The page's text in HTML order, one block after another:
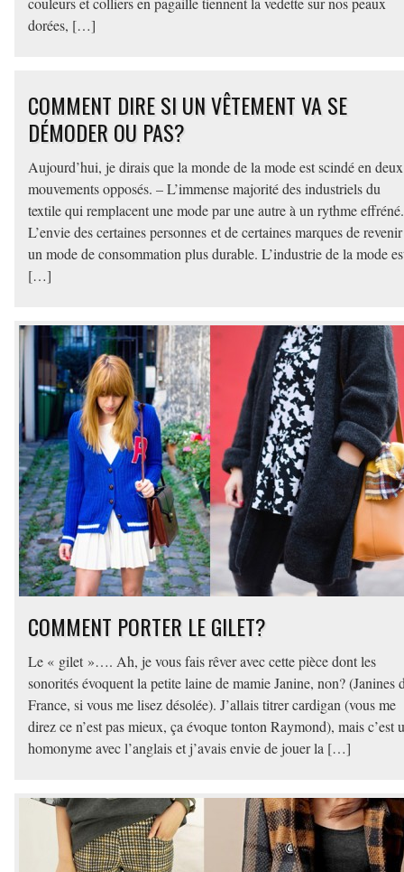
dorées, […]
COMMENT DIRE SI UN VÊTEMENT VA SE
DÉMODER OU PAS?
Aujourd’hui, je dirais que la monde de la mode est scindé en deux
mouvements opposés. – L’immense majorité des industriels du
textile qui remplacent une mode par une autre à un rythme
L’envie des certaines personnes et de certaines marques de
un mode de consommation plus durable. L’industrie de la mode
[…]
COMMENT PORTER LE GILET?
Le « gilet »…. Ah, je vous fais rêver avec cette pièce dont les
sonorités évoquent la petite laine de mamie Janine, non? (Janines
France, si vous me lisez désolée). J’allais titrer cardigan (vous me
direz ce n’est pas mieux, ça évoque tonton Raymond), mais c’est
homonyme avec l’anglais et j’avais envie de jouer la […]